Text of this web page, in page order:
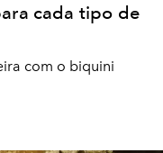
cada tipo de
com o biquini